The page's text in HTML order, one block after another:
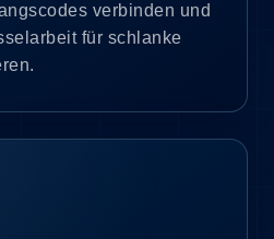
verbinden und
für schlanke